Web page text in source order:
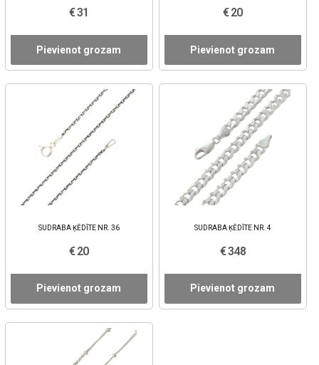
€ 31
Pievienot grozam
€ 20
Pievienot grozam
SUDRABA ĶĒDĪTE NR. 36
€ 20
Pievienot grozam
SUDRABA ĶĒDĪTE NR. 4
€ 348
Pievienot grozam